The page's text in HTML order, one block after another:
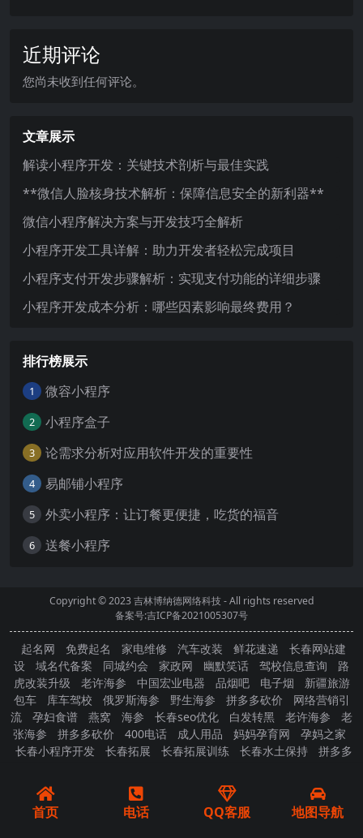
近期评论
您尚未收到任何评论。
文章展示
解读小程序开发：关键技术剖析与最佳实践
**微信人脸核身技术解析：保障信息安全的新利器**
微信小程序解决方案与开发技巧全解析
小程序开发工具详解：助力开发者轻松完成项目
小程序支付开发步骤解析：实现支付功能的详细步骤
小程序开发成本分析：哪些因素影响最终费用？
排行榜展示
1 微容小程序
2 小程序盒子
3 论需求分析对应用软件开发的重要性
4 易邮铺小程序
5 外卖小程序：让订餐更便捷，吃货的福音
6 送餐小程序
Copyright © 2023吉林博纳德网络科技- All rights reserved
备案号:吉ICP备2021005307号
起名网 免费起名 家电维修 汽车改装 鲜花速递
长春网站建
设
域名代备案 同城约会 家政网 幽默笑话 驾校信息查询
路
虎改装升级
老许海参 中国宏业电器 品烟吧 电子烟
新疆旅游
包车
库车驾校 俄罗斯海参 野生海参 拼多多砍价
网络营销引
流
孕妇食谱 燕窝 海参 长春seo优化 白发转黑 老许海参
老
张海参
拼多多砍价 400电话 成人用品 妈妈孕育网
孕妈之家
长春小程序开发
长春拓展 长春拓展训练 长春水土保持
拼多多
首页 电话 QQ客服 地图导航